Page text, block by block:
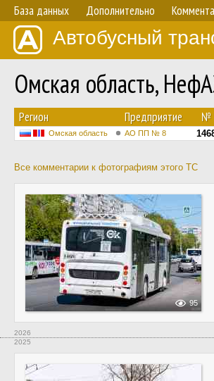
База данных Дополнительно
Автобусный
Омская область,
Регион Предприятие №
Омская область АО ПП № 8
Все комментарии к фотографиям этого ТС
95
2026
2025